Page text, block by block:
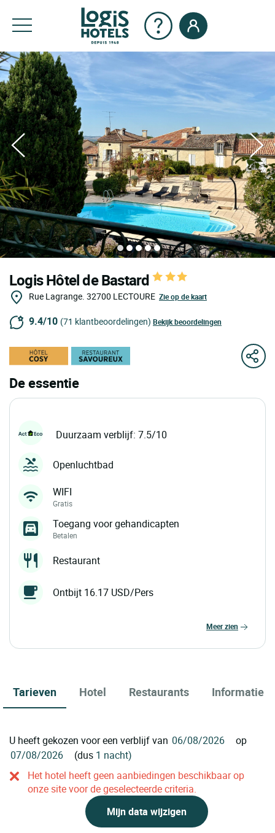
Logis Hôtel de Bastard
Rue Lagrange. 32700 LECTOURE Zie op de kaart
9.4/10 (71 klantbeoordelingen) Bekijk beoordelingen
De essentie
Duurzaam verblijf: 7.5/10
Openluchtbad
WIFI
Gratis
Toegang voor gehandicapten
Betalen
Restaurant
Ontbijt 16.17 USD/Pers
meer zien
Tarieven Hotel Restaurants Informatie
U heeft gekozen voor een verblijf van
op
(dus 1 nacht)
Het hotel heeft geen aanbiedingen beschikbaar op
onze site voor de geselecteerde criteria.
Mijn data wijzigen